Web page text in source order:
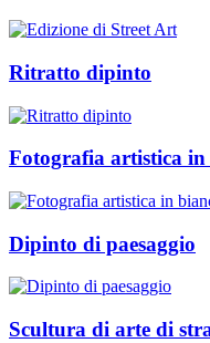
Ritratto dipinto
Fotografia artistica in
Dipinto di paesaggio
Scultura di arte di